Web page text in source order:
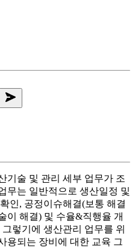
기술 및 관리 세부 업무가 조
무는 일반적으로 생산일정 및
인, 공정이슈해결(보통 해결
이 해결) 및 수율&직행율 개
렇기에 생산관리 업무를 위
용되는 장비에 대한 교육 그